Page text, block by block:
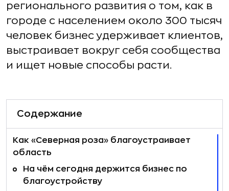
регионального развития о том, как в
городе с населением около 300 тысяч
человек бизнес удерживает клиентов,
выстраивает вокруг себя сообщества
и ищет новые способы расти.
Содержание
Как «Северная роза» благоустраивает
область
На чём сегодня держится бизнес по
благоустройству